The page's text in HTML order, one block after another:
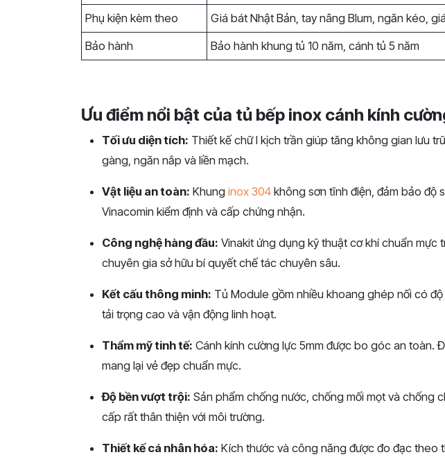
Phụ kiện kèm theo
Giá bát Nhật Bản, tay nâng Blum, ngăn kéo,
Bảo hành
Bảo hành khung tủ 10 năm, cánh tủ 5 năm
Ưu điểm nổi bật của tủ bếp inox cánh kính
Tối ưu diện tích: Thiết kế chữ I kịch trần giúp tăng không gian lưu
gàng, ngăn nắp và liền mạch.
Vật liệu an toàn: Khung inox 304 không sơn tĩnh điện, đảm bảo độ
Vinacomin kiểm định và cấp chứng nhận.
Công nghệ hàng đầu: Vinakit ứng dụng kỹ thuật cơ khí chuẩn mực
chuyên gia sở hữu bí quyết chế tác chuyên sâu.
Kết cấu thông minh: Tủ Module gồm nhiều khoang ghép nối có
tải trọng cao và vận động linh hoạt.
Thẩm mỹ tinh tế: Cánh kính cường lực 5mm được bo góc an toàn.
mang lại vẻ đẹp chuẩn mực.
Độ bền vượt trội: Sản phẩm chống nước, chống mối mọt và chống
cấp rất thân thiện với môi trường.
Thiết kế cá nhân hóa: Kích thước và công năng được đo đạc theo